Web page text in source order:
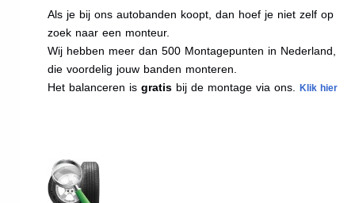
Als je bij ons autobanden koopt, dan hoef je niet zelf op
zoek naar een monteur.
Wij hebben meer dan 500 Montagepunten in Nederland,
die voordelig jouw banden monteren.
Het balanceren is gratis bij de montage via ons. Klik hier